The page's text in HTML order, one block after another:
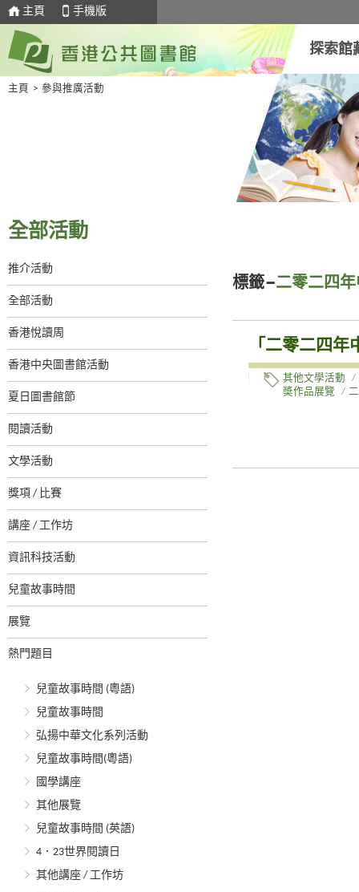
主頁 手機版
探索館
主頁 > 參與推廣活動
全部活動
推介活動
全部活動
香港悅讀周
香港中央圖書館活動
夏日圖書館節
閱讀活動
文學活動
獎項 / 比賽
講座 / 工作坊
資訊科技活動
兒童故事時間
展覽
熱門題目
兒童故事時間 (粵語)
兒童故事時間
弘揚中華文化系列活動
兒童故事時間(粵語)
國學講座
其他展覽
兒童故事時間 (英語)
4．23世界閱讀日
其他講座 / 工作坊
標籤–二零二四
「二零二四
其他文學活動
/
奬作品展覽
/